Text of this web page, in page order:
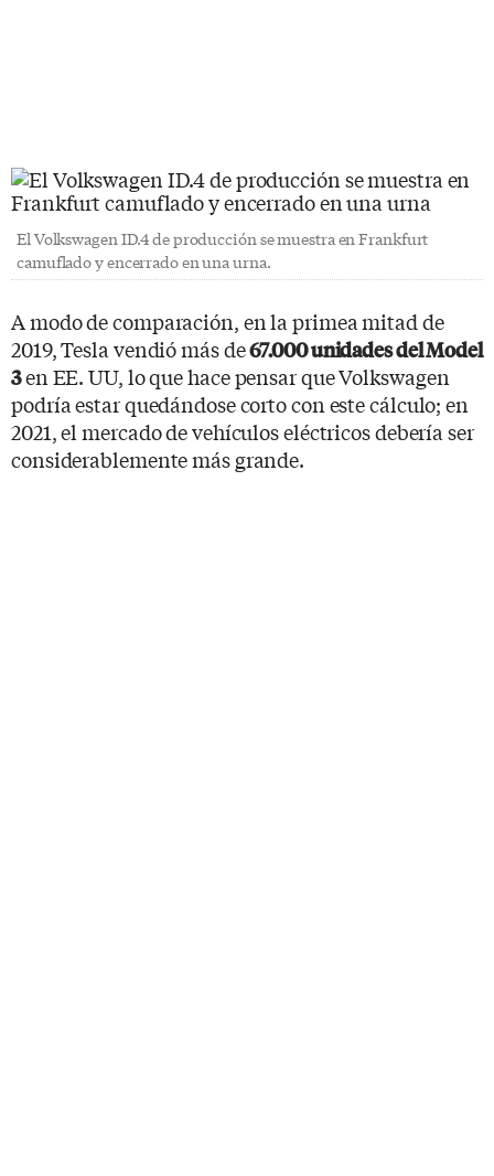
El Volkswagen ID.4 de producción se muestra en Frankfurt
camuflado y encerrado en una urna.
A modo de comparación, en la primea mitad de
2019, Tesla vendió más de67.000 unidades del Model
3en EE. UU, lo que hace pensar que Volkswagen
podría estar quedándose corto con este cálculo; en
2021, el mercado de vehículos eléctricos debería ser
considerablemente más grande.